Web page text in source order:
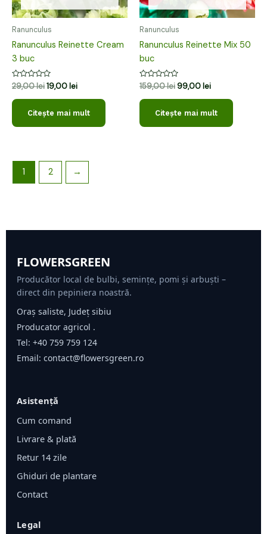
Ranunculus
Ranunculus Reinette Cream
3 buc
Evaluat
0
29,00lei19,00 lei
Citește mai mult
Ranunculus
Ranunculus Reinette Mix 50
buc
Evaluat
0
159,00lei99,00 lei
Citește mai mult
1 2 →
FLOWERSGREEN
Producător local de bulbi, semințe, pomi și arbuști –
direct din pepiniera noastră.
Oraș saliste, Județ sibiu
Producator agricol .
Tel: +40 759 759 124
Email: contact@flowersgreen.ro
Asistență
Cum comand
Livrare & plată
Retur 14 zile
Ghiduri de plantare
Contact
Legal